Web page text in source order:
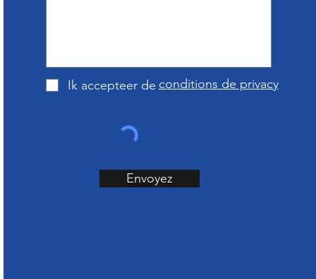
Ik accepteer de conditions de privacy
Envoyez